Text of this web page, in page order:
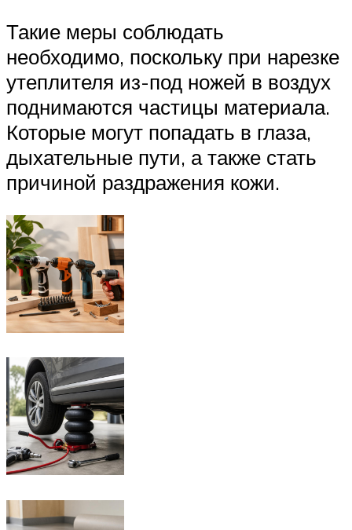
Такие меры соблюдать
необходимо, поскольку при нарезке
утеплителя из-под ножей в воздух
поднимаются частицы материала.
Которые могут попадать в глаза,
дыхательные пути, а также стать
причиной раздражения кожи.